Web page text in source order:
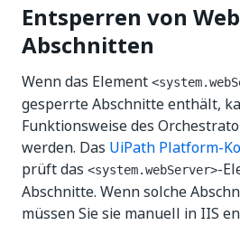
Entsperren von
Abschnitten
Wenn das Element
gesperrte Abschnitte enthält,
Funktionsweise des
werden. Das UiPath Platform-
prüft das <system.webServer>-
Abschnitte. Wenn solche
müssen Sie sie manuell in IIS